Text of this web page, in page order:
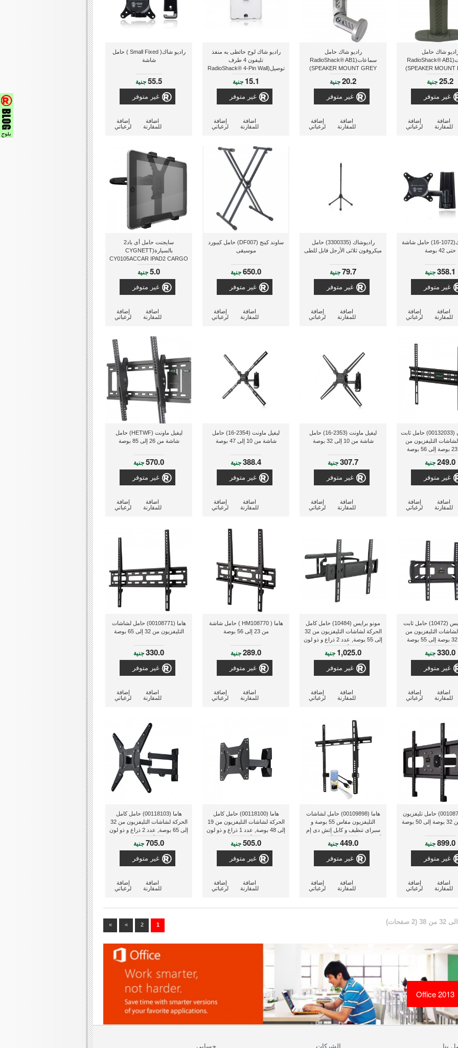
شاك حامل
سماعات(RadioShack® AB1
SPEAKER MOUNT
25.2جنية
غير متوفر
إضافة
لرغباتي
اضافة
للمقارنة
راديو شاك حامل
سماعات(RadioShack® AB1
SPEAKER MOUNT GREY)
20.2جنية
غير متوفر
إضافة
لرغباتي
اضافة
للمقارنة
راديو شاك لوح حائطى به منفذ
تليفون 4 طرف
توصيل(RadioShack® 4-Pin Wall
Mount Modular Telephone Plate
(White))
15.1 جنية
غير متوفر
إضافة
لرغباتي
اضافة
للمقارنة
راديو شاك( Small Fixed ) حامل
شاشة
55.5جنية
غير متوفر
إضافة
لرغباتي
اضافة
للمقارنة
راديو شاك(1072-16) حامل شاشة
حتى 42 بوصة
358.1جنية
غير متوفر
إضافة
لرغباتي
اضافة
للمقارنة
راديوشاك (3300335) حامل
ميكروفون ثلاثى الأرجل قابل للطى
79.7جنية
غير متوفر
إضافة
لرغباتي
اضافة
للمقارنة
ساوند كينج (DF007) حامل كيبورد
موسيقى
650.0جنية
غير متوفر
إضافة
لرغباتي
اضافة
للمقارنة
سايجنت حامل أى باد2
بالسيارة(CYGNETT
CY0105ACCAR IPAD2 CARGO
CAR MOUNT)
5.0جنية
غير متوفر
إضافة
لرغباتي
اضافة
للمقارنة
طومسون (00132033) حامل ثابت
التليفزيون من
249.0جنية
غير متوفر
إضافة
لرغباتي
اضافة
للمقارنة
ليفيل ماونت (2353-16) حامل
شاشة من 10 إلى 32 بوصة
307.7جنية
غير متوفر
إضافة
لرغباتي
اضافة
للمقارنة
ليفيل ماونت (2354-16) حامل
شاشة من 10 إلى 47 بوصة
388.4جنية
غير متوفر
إضافة
لرغباتي
اضافة
للمقارنة
ليفيل ماونت (HETWF) حامل
شاشة من 26 إلى 85 بوصة
570.0جنية
غير متوفر
إضافة
لرغباتي
اضافة
للمقارنة
مونو برايس (10472) حامل ثابت
التليفزيون من
330.0جنية
غير متوفر
إضافة
لرغباتي
اضافة
للمقارنة
مونو برايس (10484) حامل كامل
الحركة لشاشات التليفزيون من 32
إلى 55 بوصة, عدد 2 ذراع و ذو لون
أسود
1,025.0 جنية
غير متوفر
إضافة
لرغباتي
اضافة
للمقارنة
هاما ( HM108770 ) حامل شاشة
من 23 إلى 56 بوصة
289.0جنية
غير متوفر
إضافة
لرغباتي
اضافة
للمقارنة
هاما (00108771) حامل لشاشات
التليفزيون من 32 إلى 65 بوصة
330.0جنية
غير متوفر
إضافة
لرغباتي
اضافة
للمقارنة
هاما (00108779) حامل تليفزيون
899.0جنية
غير متوفر
إضافة
لرغباتي
اضافة
للمقارنة
هاما (00109898) حامل لشاشات
التليفزيون مقاس 55 بوصة و
سبراى تنظيف و كابل إتش دى إم
أى ذو طول 1.5 متر وأنبوب قماش
للكابلات
449.0جنية
غير متوفر
إضافة
لرغباتي
اضافة
للمقارنة
هاما (00118100) حامل كامل
الحركة لشاشات التليفزيون من 19
إلى 48 بوصة, عدد 1 ذراع و ذو لون
أسود
505.0جنية
غير متوفر
إضافة
لرغباتي
اضافة
للمقارنة
هاما (00118103) حامل كامل
الحركة لشاشات التليفزيون من 32
إلى 65 بوصة, عدد 2 ذراع و ذو لون
أسود
705.0جنية
غير متوفر
إضافة
لرغباتي
اضافة
للمقارنة
1
2
>
»
Office 2013
بنا الشركات حسابي